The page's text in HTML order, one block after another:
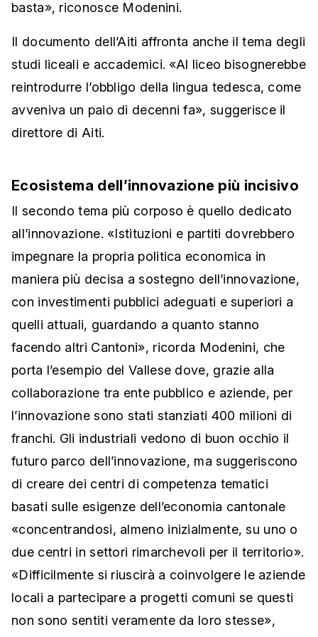
basta», riconosce Modenini.
Il documento dell’Aiti affronta anche il tema degli
studi liceali e accademici. «Al liceo bisognerebbe
reintrodurre l’obbligo della lingua tedesca, come
avveniva un paio di decenni fa», suggerisce il
direttore di Aiti.
Ecosistema dell’innovazione più incisivo
Il secondo tema più corposo è quello dedicato
all’innovazione. «Istituzioni e partiti dovrebbero
impegnare la propria politica economica in
maniera più decisa a sostegno dell’innovazione,
con investimenti pubblici adeguati e superiori a
quelli attuali, guardando a quanto stanno
facendo altri Cantoni», ricorda Modenini, che
porta l’esempio del Vallese dove, grazie alla
collaborazione tra ente pubblico e aziende, per
l’innovazione sono stati stanziati 400 milioni di
franchi. Gli industriali vedono di buon occhio il
futuro parco dell’innovazione, ma suggeriscono
di creare dei centri di competenza tematici
basati sulle esigenze dell’economia cantonale
«concentrandosi, almeno inizialmente, su uno o
due centri in settori rimarchevoli per il territorio».
«Difficilmente si riuscirà a coinvolgere le aziende
locali a partecipare a progetti comuni se questi
non sono sentiti veramente da loro stesse»,